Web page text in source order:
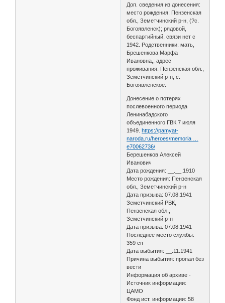
Доп. сведения из донесения:
место рождения: Пензенская
обл., Земетчинский р-н, (?с.
Богоявленск); рядовой,
беспартийный; связи нет с
1942. Родственники: мать,
Брешенкова Марфа
Ивановна,; адрес
проживания: Пензенская обл.,
Земетчинский р-н, с.
Богоявленское.
Донесение о потерях
послевоенного периода
Ленинабадского
объединенного ГВК 7 июля
1949.https://pamyat-
naroda.ru/heroes/memoria …
e70062736/
Берешенков Алексей
Иванович
Дата рождения: __.__.1910
Место рождения: Пензенская
обл., Земетчинский р-н
Дата призыва: 07.08.1941
Земетчинский РВК,
Пензенская обл.,
Земетчинский р-н
Дата призыва: 07.08.1941
Последнее место службы:
359 сп
Дата выбытия: __.11.1941
Причина выбытия: пропал без
вести
Информация об архиве -
Источник информации:
ЦАМО
Фонд ист. информации: 58